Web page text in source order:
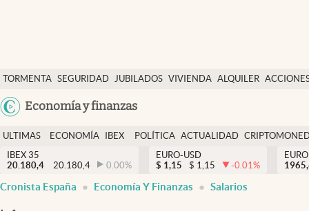
TORMENTA SEGURIDAD JUBILADOS VIVIENDA ALQUILER
Economía y finanzas
Economía y finanzas
Política
Actualidad
Criptomonedas
España
ULTIMAS
NOTICIAS
ECONOMÍA
FINANZAS
IBEX
EURO
POLÍTICA ACTUALIDAD
IBEX 35
20.180,4
20.180,4 0.00%
EURO-USD
$ 1,15 $ 1,15 -0.01%
Cronista España Economía Y Finanzas Salarios